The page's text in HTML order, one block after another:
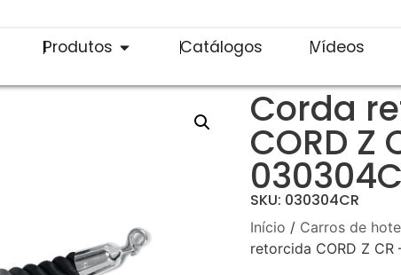
Produtos Catálogos Vídeos
Corda
CORD Z
SKU: 030304CR
Início / Carros de
retorcida CORD Z CR